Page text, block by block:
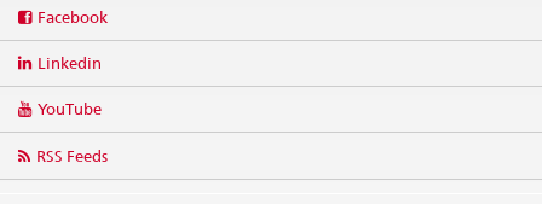
Facebook
Linkedin
YouTube
RSS Feeds